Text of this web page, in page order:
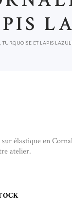
ET LAPIS LAZULI
sur élastique en
atelier.